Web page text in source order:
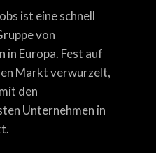
ist eine schnell
von
in Europa. Fest auf
Markt verwurzelt,
den
Unternehmen in